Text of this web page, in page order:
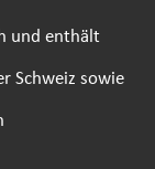
und enthält
Schweiz sowie